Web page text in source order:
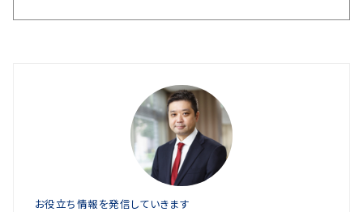
お役立ち情報を発信していきます